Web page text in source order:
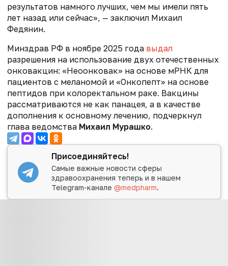
результатов намного лучших, чем мы имели пять
лет назад или сейчас», — заключил Михаил
Федянин.
Минздрав РФ в ноябре 2025 года выдал
разрешения на использование двух отечественных
онковакцин: «Неоонковак» на основе мРНК для
пациентов с меланомой и «Онкопепт» на основе
пептидов при колоректальном раке. Вакцины
рассматриваются не как панацея, а в качестве
дополнения к основному лечению, подчеркнул
глава ведомства Михаил Мурашко.
Присоединяйтесь!
Самые важные новости сферы
здравоохранения теперь и в нашем
Telegram-канале@medpharm.